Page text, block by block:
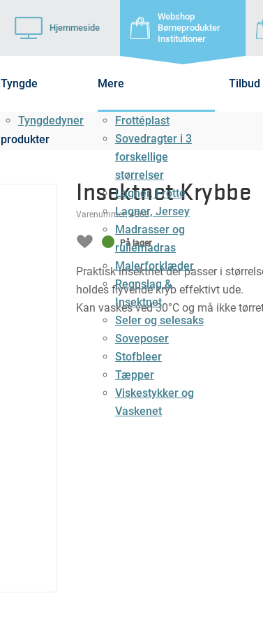
Hjemmeside
Webshop
Børneprodukter
Institutioner
Tyngde
produkter
Tyngdedyner
Mere
Frottéplast
Sovedragter i 3
forskellige
størrelser
Lagner, Frotté
Lagner, Jersey
Madrasser og
rullemadras
Malerforklæder
Regnslag &
Insektnet
Seler og selesaks
Soveposer
Stofbleer
Tæpper
Viskestykker og
Vaskenet
Tilbud
Insektnet Krybbe
Varenummer:4868
På lager
Praktisk insektnet der passer i
holdes flyvende kryb effektivt ude.
Kan vaskes ved 30°C og må ikke